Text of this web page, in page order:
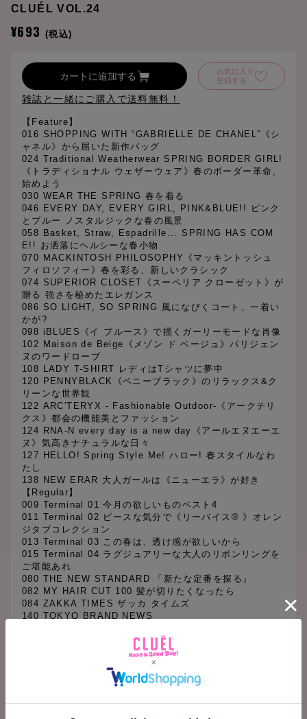
CLUÉL VOL.24
¥693 (税込)
カートに追加する
お気に入り
登録する
雑誌と一緒にご購入で送料無料！
【Feature】
016 SHOPPING WITH “GABRIELLE DE CHANEL”《シ
ャネル》から届いた新作バッグ
024 Traditional Weatherwear SPRING BORDER GIRL!
《トラディショナル ウェザーウェア》春のボーダー革命、
始めよう
030 WEAR THE SPRING 春を着る
046 EVERY DAY, EVERY GIRL, PINK&BLUE!! ピンク
とブルー ノスタルジックな春の風景
058 Basket, Straw, Espadrille... SPRING HAS COM
E!! お洒落にヘルシーな春小物
070 MACKINTOSH PHILOSOPHY《マッキントッシュ
フィロソフィー》春を彩る、新しいクラシック
074 SUPERIOR CLOSET《スーペリア クローゼット》が
贈る 強さを秘めたエレガンス
086 SO LIGHT, SO SPRING 風になびくコート、一着い
かが?
098 iBLUES《イ ブルース》で描くガーリーモードな肖像
102 Maison de Beige《メゾン ド ベージュ》パリジェン
ヌのワードローブ
108 LADY T-SHIRT レディはTシャツに夢中
120 PENNYBLACK《ペニーブラック》のリラックス&ク
リーンな世界観
122 ARC'TERYX - Fashionable Outdoor-《アークテリ
クス》都会の機能美とファッション
124 RNA-N every day is a new day《アールエヌエーエ
ヌ》気高きナチュラルな日々
127 HELLO! Spring Style Me! ハロー! 春スタイルなわ
たし
138 NEW ERAR 大人ガールは《ニューエラ》が好き
【Regular】
009 Terminal 01 今月の欲しいものベスト4
011 Terminal 02 ピースな気分で《リーバイス® 》オレン
ジタブコレクション
013 Terminal 03 この春は、透け感が欲しいから
015 Terminal 04 ラグジュアリーな大人のリボンリングを
ご堪能あれ
080 THE NEW STANDARD 「新たな定番を探る』
082 MY HAIR CUT 100 髪が切りたくなったら
084 ZAKKA TIMES ザッカ タイムズ
140 TOKYO BRAND NEWS
147 Terminal 06 いい香り、ここにあります。
148 Terminal 07 コンバース 100 周年!進化した定番
149 Terminal 08 ロンドンから遂にやってきた 《レイバ
ー・アンド・ウェイト》のハナシ
150 「コレって、何ですか?」 ー気になる服、気になるデ